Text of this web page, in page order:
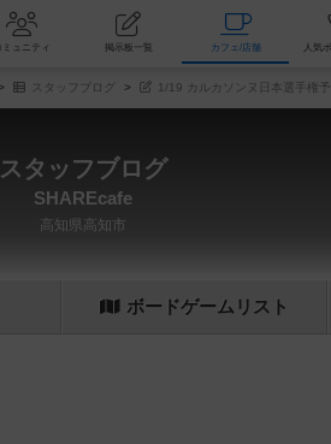
ム会 コミュニティ 掲示板一覧 カ
スタッフブログ 1/19 カルカソンヌ日本選手権予
スタッフブログ
SHAREcafe
高知県高知市
ボードゲーム リスト